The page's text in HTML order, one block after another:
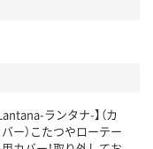
ランタナ-】（カ
）こたつやローテー